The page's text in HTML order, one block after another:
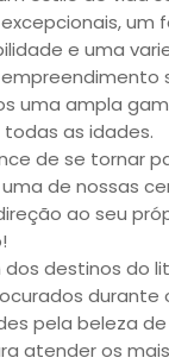
um
e uma
uma ampla
as idades.
de se tornar
de nossas
ao seu
dos destinos do
durante
pela beleza
atender os